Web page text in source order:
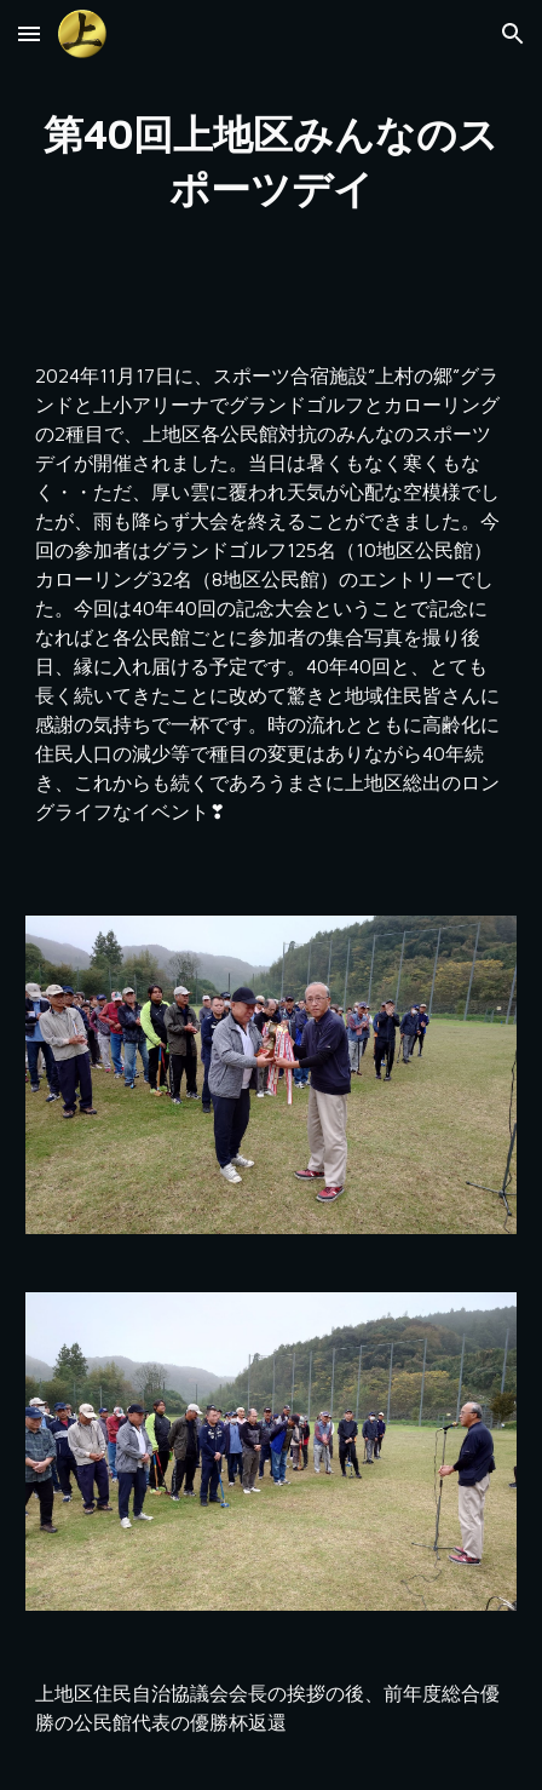
Skip to main content Skip to navigation
第40回上地区みんなのス
ポーツデイ
2024年11月17日に、スポーツ合宿施設”上村の郷”グラ
ンドと上小アリーナでグランドゴルフとカローリング
の2種目で、上地区各公民館対抗のみんなのスポーツ
デイが開催されました。当日は暑くもなく寒くもな
く・・ただ、厚い雲に覆われ天気が心配な空模様でし
たが、雨も降らず大会を終えることができました。今
回の参加者はグランドゴルフ125名（10地区公民館）
カローリング32名（8地区公民館）のエントリーでし
た。今回は40年40回の記念大会ということで記念に
なればと各公民館ごとに参加者の集合写真を撮り後
日、縁に入れ届ける予定です。40年40回と、とても
長く続いてきたことに改めて驚きと地域住民皆さんに
感謝の気持ちで一杯です。時の流れとともに高齢化に
住民人口の減少等で種目の変更はありながら40年続
き、これからも続くであろうまさに上地区総出のロン
グライフなイベント❣
上地区住民自治協議会会長の挨拶の後、前年度総合優
勝の公民館代表の優勝杯返還